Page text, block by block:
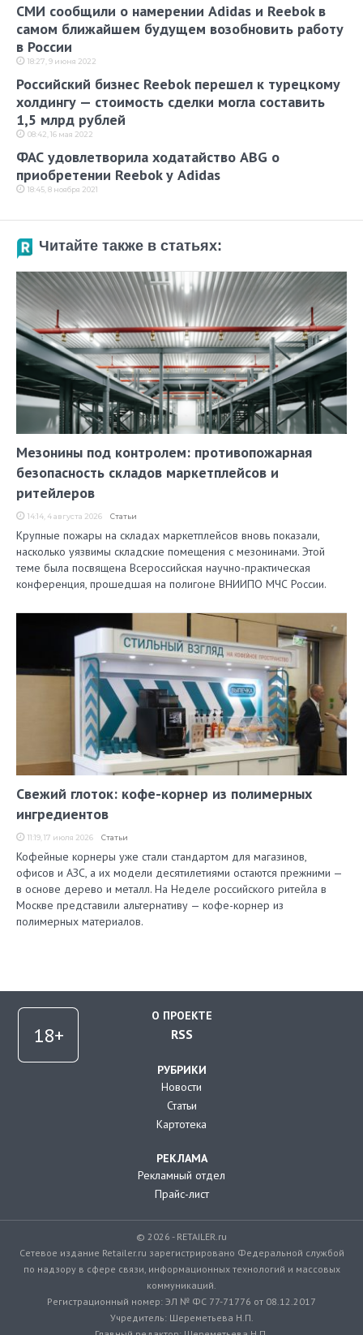
СМИ сообщили о намерении Adidas и Reebok в
самом ближайшем будущем возобновить работу
в России
18:27, 9 июня 2022
Российский бизнес Reebok перешел к турецкому
холдингу — стоимость сделки могла составить
1,5 млрд рублей
08:42, 16 мая 2022
ФАС удовлетворила ходатайство ABG о
приобретении Reebok у Adidas
18:45, 8 ноября 2021
Читайте также в статьях:
Мезонины под контролем: противопожарная
безопасность складов маркетплейсов и
ритейлеров
14:14, 4 августа 2026 Статьи
Крупные пожары на складах маркетплейсов вновь показали,
насколько уязвимы складские помещения с мезонинами. Этой
теме была посвящена Всероссийская научно-практическая
конференция, прошедшая на полигоне ВНИИПО МЧС России.
Свежий глоток: кофе-корнер из полимерных
ингредиентов
11:19, 17 июля 2026 Статьи
Кофейные корнеры уже стали стандартом для магазинов,
офисов и АЗС, а их модели десятилетиями остаются прежними —
в основе дерево и металл. На Неделе российского ритейла в
Москве представили альтернативу — кофе-корнер из
полимерных материалов.
О ПРОЕКТЕ
RSS
РУБРИКИ
Новости
Статьи
Картотека
РЕКЛАМА
Рекламный отдел
Прайс-лист
© 2026 - RETAILER.ru
Сетевое издание Retailer.ru зарегистрировано Федеральной службой
по надзору в сфере связи, информационных технологий и массовых
коммуникаций.
Регистрационный номер: ЭЛ № ФС 77-71776 от 08.12.2017
Учредитель: Шереметьева Н.П.